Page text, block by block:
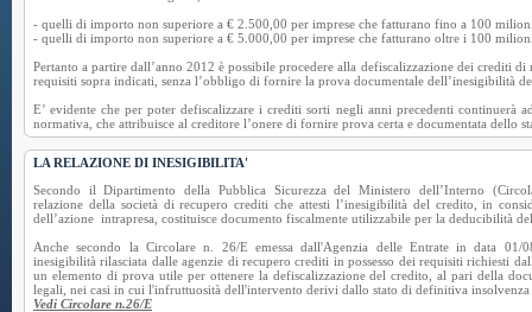
- quelli di importo non superiore a € 2.500,00 per imprese che fatturano fino a 100
- quelli di importo non superiore a € 5.000,00 per imprese che fatturano oltre i 100
Pertanto a partire dall’anno 2012 è possibile procedere alla defiscalizzazione dei crediti di
requisiti sopra indicati, senza l’obbligo di fornire la prova documentale dell’inesigibilità
E’ evidente che per poter defiscalizzare i crediti sorti negli anni precedenti continuerà
normativa, che attribuisce al creditore l’onere di fornire prova certa e documentata dello
LA RELAZIONE DI INESIGIBILITA'
Secondo il Dipartimento della Pubblica Sicurezza del Ministero dell’Interno
relazione della società di recupero crediti che attesti l’inesigibilità del credito, in
dell’azione intrapresa, costituisce documento fiscalmente utilizzabile per la deducibilità
Anche secondo la Circolare n. 26/E emessa dall'Agenzia delle Entrate in data 01/
inesigibilità rilasciata dalle agenzie di recupero crediti in possesso dei requisiti richiesti
un elemento di prova utile per ottenere la defiscalizzazione del credito, al pari della
legali, nei casi in cui l'infruttuosità dell'intervento derivi dallo stato di definitiva
Vedi Circolare n.26/E